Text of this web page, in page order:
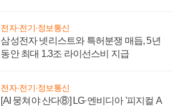
전자·전기·정보통신
삼성전자 넷리스트와 특허분쟁 매듭, 5년
동안 최대 1.3조 라이선스비 지급
전자·전기·정보통신
[AI 뭉쳐야 산다⑧] LG·엔비디아 '피지컬 A